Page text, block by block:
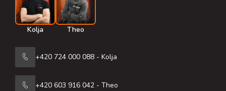
Kolja Theo
+420 724 000 088 - Kolja
+420 603 916 042 - Theo